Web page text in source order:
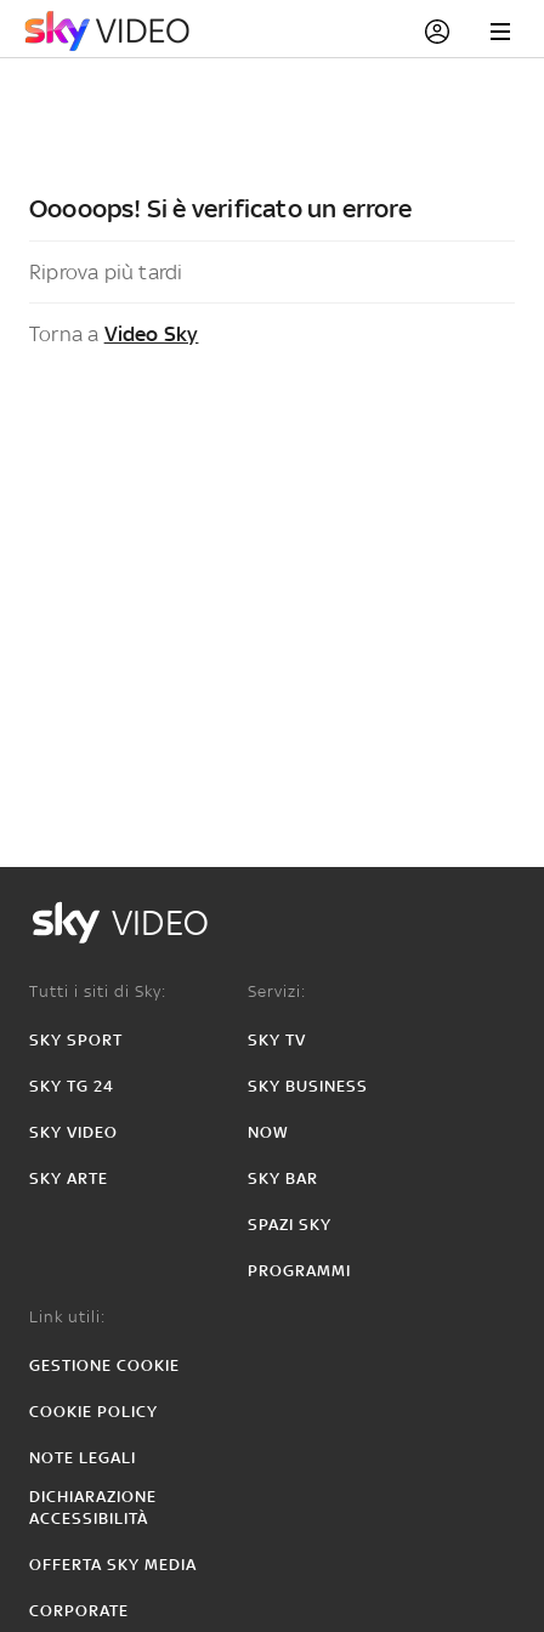
Ooooops! Si è verificato un errore
Riprova più tardi
Torna a Video Sky
VIDEO
Tutti i siti di Sky:
SKY SPORT
SKY TG 24
SKY VIDEO
SKY ARTE
Servizi:
SKY TV
SKY BUSINESS
NOW
SKY BAR
SPAZI SKY
PROGRAMMI
Link utili:
GESTIONE COOKIE
COOKIE POLICY
NOTE LEGALI
DICHIARAZIONE
ACCESSIBILITÀ
OFFERTA SKY MEDIA
CORPORATE